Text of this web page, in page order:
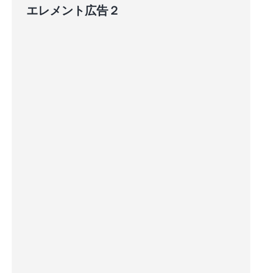
エレメント広告２